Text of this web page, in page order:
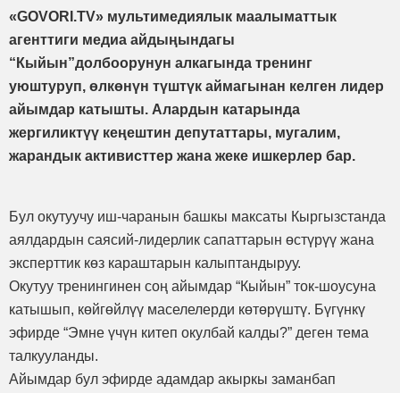
«GOVORI.TV» мультимедиялык маалыматтык
агенттиги медиа айдыңындагы
“Кыйын”долбоорунун алкагында тренинг
уюштуруп, өлкөнүн түштүк аймагынан келген лидер
айымдар катышты. Алардын катарында
жергиликтүү кеңештин депутаттары, мугалим,
жарандык активисттер жана жеке ишкерлер бар.
Бул окутуучу иш-чаранын башкы максаты Кыргызстанда
аялдардын саясий-лидерлик сапаттарын өстүрүү жана
эксперттик көз караштарын калыптандыруу.
Окутуу тренингинен соң айымдар “Кыйын” ток-шоусуна
катышып, көйгөйлүү маселелерди көтөрүштү. Бүгүнкү
эфирде “Эмне үчүн китеп окулбай калды?” деген тема
талкууланды.
Айымдар бул эфирде адамдар акыркы заманбап